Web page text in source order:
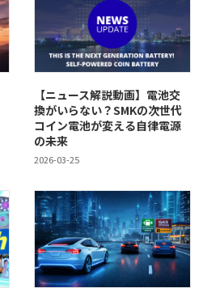
【ニュース解説動画】電池交
換がいらない？SMKの次世代
コイン電池が変える自律電源
の未来
2026-03-25